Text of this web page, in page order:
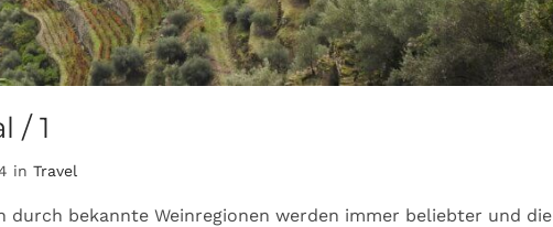
/ 1
in Travel
durch bekannte Weinregionen werden immer beliebter und die